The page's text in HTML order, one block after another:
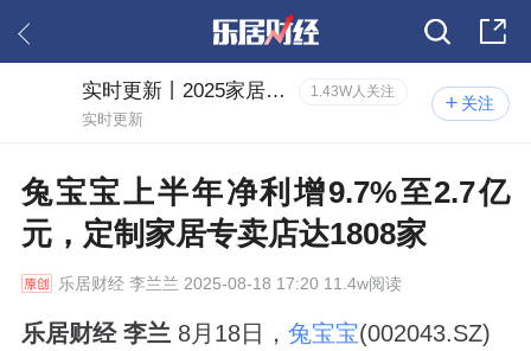
关注
实时更新丨2025家居中报风云 1.43W人关注
实时更新
兔宝宝上半年净利增9.7%至2.7亿
元，定制家居专卖店达1808家
乐居财经李兰兰 2025-08-18 17:20 11.4w阅读
乐居财经 李兰 8月18日， 兔宝宝(002043.SZ)